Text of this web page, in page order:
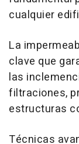
cualquier
La
clave que
las
filtraciones,
estructuras
Técnicas